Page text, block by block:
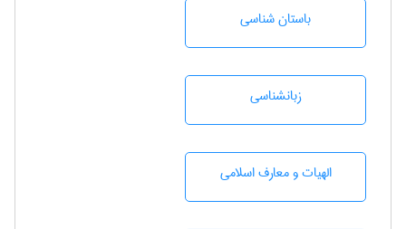
باستان شناسی
زبانشناسی
الهیات و معارف اسلامی